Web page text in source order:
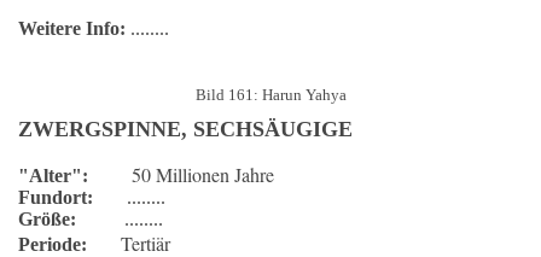
Weitere Info: ........
Bild 161: Harun Yahya
ZWERGSPINNE, SECHSÄUGIGE
"Alter": 50 Millionen Jahre
Fundort: ........
Größe: ........
Periode: Tertiär